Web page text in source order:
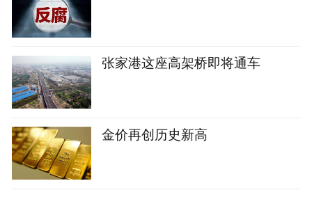
张家港这座高架桥即将通车
金价再创历史新高